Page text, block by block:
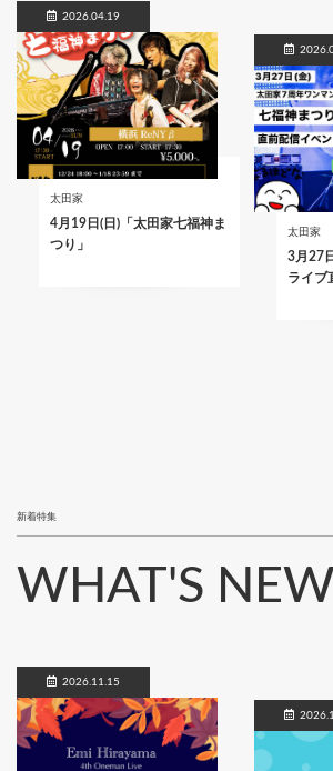
2026.04.19
太田家
4月19日(日)「太田家七福神ま
つり」
太田家
3月27
ライブ
新着特集
WHAT'S NEW
2026.11.15